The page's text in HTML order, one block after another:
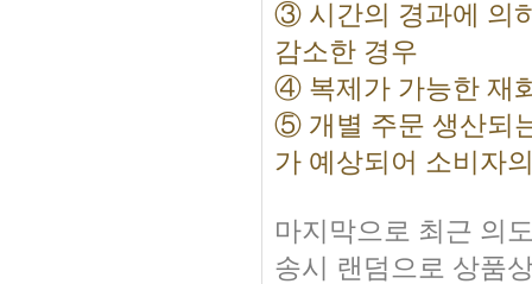
③ 시간의 경과에 의
감소한 경우
④ 복제가 가능한 재
⑤ 개별 주문 생산되
가 예상되어 소비자
마지막으로 최근 의
송시 랜덤으로 상품